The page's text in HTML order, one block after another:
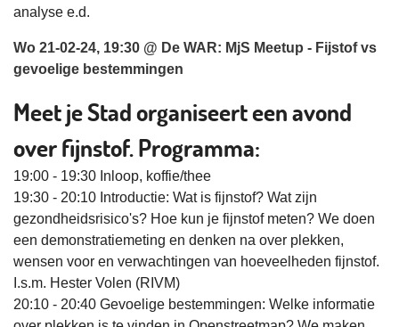
analyse e.d.
Wo 21-02-24, 19:30 @ De WAR: MjS Meetup - Fijstof vs
gevoelige bestemmingen
Meet je Stad organiseert een avond
over fijnstof. Programma:
19:00 - 19:30 Inloop, koffie/thee
19:30 - 20:10 Introductie: Wat is fijnstof? Wat zijn
gezondheidsrisico's? Hoe kun je fijnstof meten? We doen
een demonstratiemeting en denken na over plekken,
wensen voor en verwachtingen van hoeveelheden fijnstof.
I.s.m. Hester Volen (RIVM)
20:10 - 20:40 Gevoelige bestemmingen: Welke informatie